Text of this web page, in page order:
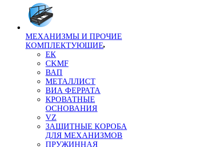
МЕХАНИЗМЫ И ПРОЧИЕ
КОМПЛЕКТУЮЩИЕ
ЕК
CKMF
ВАП
МЕТАЛЛИСТ
ВИА ФЕРРАТА
КРОВАТНЫЕ
ОСНОВАНИЯ
VZ
ЗАЩИТНЫЕ КОРОБА
ДЛЯ МЕХАНИЗМОВ
ПРУЖИННАЯ